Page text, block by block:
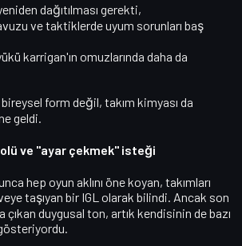
dağıtılması gerekti,
ve taktiklerde uyum sorunları baş
karrigan'ın omuzlarında daha da
bireysel form değil, takım kimyası da
geldi.
ve "ayar çekmek" isteği
hep oyun aklını öne koyan, takımları
taşıyan bir IGL olarak bilindi. Ancak son
duygusal ton, artık kendisinin de bazı